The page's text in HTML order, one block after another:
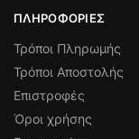
ΠΛΗΡΟΦΟΡΊΕΣ
Τρόποι Πληρωμής
Τρόποι Αποστολής
Επιστροφές
Όροι χρήσης